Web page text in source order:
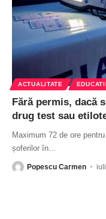
ACTUALITATE
Fără permis, dacă
drug test sau
Maximum 72 de ore
șoferilor în
Popescu Carmen